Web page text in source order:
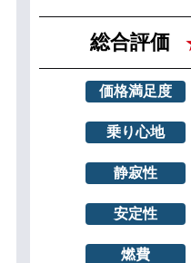
総合評価
価格満足度
乗り心地
静寂性
安定性
燃費